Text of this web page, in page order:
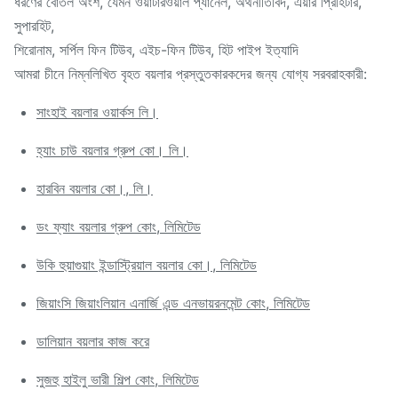
সুপারহিট,
শিরোনাম, সর্পিল ফিন টিউব, এইচ-ফিন টিউব, হিট পাইপ ইত্যাদি
আমরা চীনে নিম্নলিখিত বৃহত বয়লার প্রস্তুতকারকদের জন্য যোগ্য সরবরাহকারী:
সাংহাই বয়লার ওয়ার্কস লি।
হ্যাং চাউ বয়লার গ্রুপ কো। লি।
হারবিন বয়লার কো।, লি।
ডং ফ্যাং বয়লার গ্রুপ কোং, লিমিটেড
উকি হুয়াগুয়াং ইন্ডাস্ট্রিয়াল বয়লার কো।, লিমিটেড
জিয়াংসি জিয়াংলিয়ান এনার্জি এন্ড এনভায়রনমেন্ট কোং, লিমিটেড
ডালিয়ান বয়লার কাজ করে
সুজহু হাইলু ভারী শিল্প কোং, লিমিটেড